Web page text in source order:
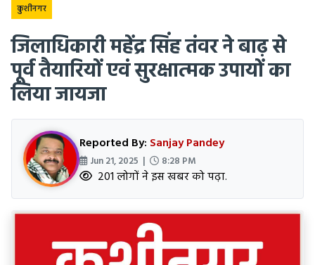
कुशीनगर
जिलाधिकारी महेंद्र सिंह तंवर ने बाढ़ से
पूर्व तैयारियों एवं सुरक्षात्मक उपायों का
लिया जायजा
Reported By: Sanjay Pandey
Jun 21, 2025 | 8:28 PM
201 लोगों ने इस खबर को पढ़ा.